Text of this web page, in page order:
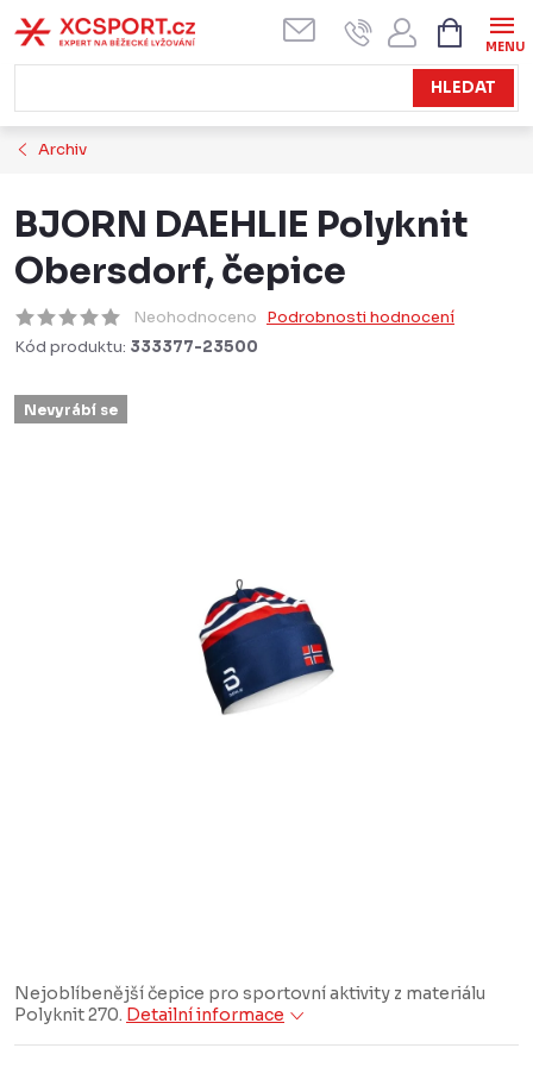
na
obsah
HLEDAT
KOŠÍK
Archiv
BJORN DAEHLIE Polyknit
Obersdorf, čepice
Neohodnoceno Podrobnosti hodnocení
Kód produktu: 333377-23500
Nevyrábí se
Nejoblíbenější čepice pro sportovní aktivity z materiálu
Polyknit 270. Detailní informace